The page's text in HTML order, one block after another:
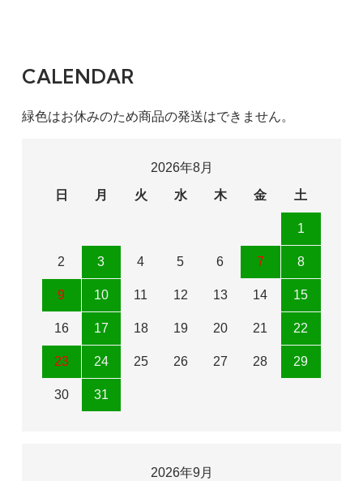
CALENDAR
緑色はお休みのため商品の発送はできません。
2026年8月
日
月 火 水 木 金 土
1
2 3 4 5 6 7 8
9 10 11 12 13 14 15
16 17 18 19 20 21 22
23 24 25 26 27 28 29
30 31
2026年9月